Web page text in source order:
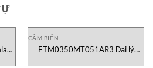
CẢM BIẾN
ETM0350MT051AR3 Đại lý